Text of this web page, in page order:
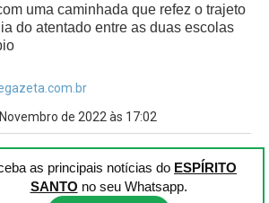
uma caminhada que refez o trajeto
do atentado entre as duas escolas
de 2022 às 17:02
as principais notícias do ESPÍRITO
SANTO no seu Whatsapp.